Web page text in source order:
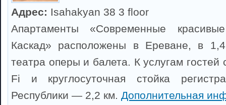
Адрес: Isahakyan 38 3 floor
Апартаменты «Современные
Каскад» расположены в Ереване, в
театра оперы и балета. К услугам гостей
Fi и круглосуточная стойка
Республики — 2,2 км. Дополнительная